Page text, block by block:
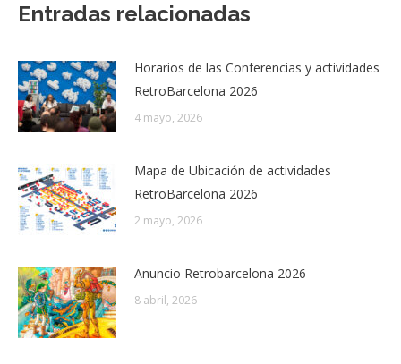
Entradas relacionadas
Horarios de las Conferencias y actividades
RetroBarcelona 2026
4 mayo, 2026
Mapa de Ubicación de actividades
RetroBarcelona 2026
2 mayo, 2026
Anuncio Retrobarcelona 2026
8 abril, 2026